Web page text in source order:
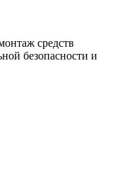
средств
безопасности и